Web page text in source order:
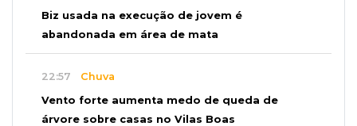
Biz usada na execução de jovem é
abandonada em área de mata
22:57 Chuva
Vento forte aumenta medo de queda de
árvore sobre casas no Vilas Boas